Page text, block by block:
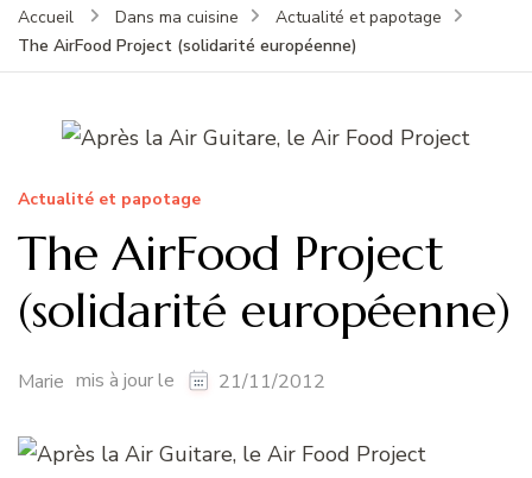
Accueil Dans ma cuisine
Actualité et papotage
The AirFood Project (solidarité européenne)
Actualité et papotage
The AirFood Project
(solidarité européenne)
Marie mis à jour le 21/11/2012